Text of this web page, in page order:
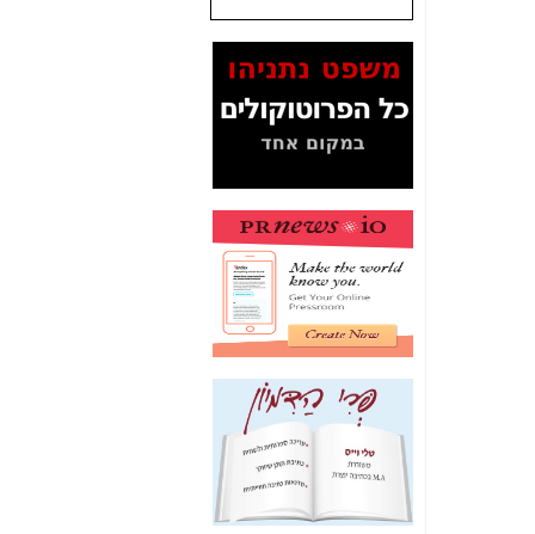
המסמכים בנושא בזק-
Yes (תיק 4000)
מוכיחים "תפירת תיק"
לאיש הלא נכון! -כאן
עובדות ומסמכים
האם ביבי כשר
תקשורת עזר לקב'
בזק? -כאן
מה מקור ה-Fake
News שהביא לתפירת
תיק לביבי והעלמת
החשודים הנכונים -כאן
אחת הרגליים של "תיק
4000 התפור"
התמוטטה היום
בניצחון (כפול) של בזק
-
כאן
איך כתבות מפנקות